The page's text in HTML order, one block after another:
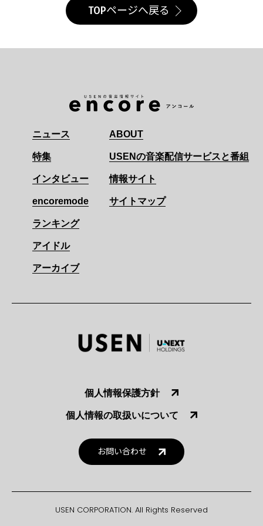
TOPページへ戻る
ニュース
特集
インタビュー
encoremode
ランキング
アイドル
アーカイブ
ABOUT
USENの音楽配信サービスと番組
情報サイト
サイトマップ
個人情報保護方針
個人情報の取扱いについて
お問い合わせ
USEN CORPORATION. All Rights Reserved